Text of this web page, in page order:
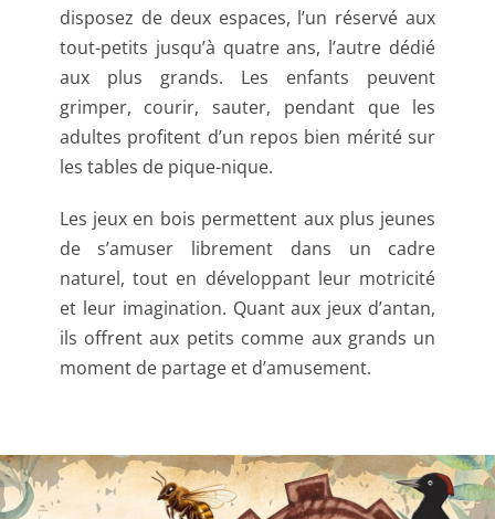
disposez de deux espaces, l’un réservé aux
tout-petits jusqu’à quatre ans, l’autre dédié
aux plus grands. Les enfants peuvent
grimper, courir, sauter, pendant que les
adultes profitent d’un repos bien mérité sur
les tables de pique-nique.
Les jeux en bois permettent aux plus jeunes
de s’amuser librement dans un cadre
naturel, tout en développant leur motricité
et leur imagination. Quant aux jeux d’antan,
ils offrent aux petits comme aux grands un
moment de partage et d’amusement.